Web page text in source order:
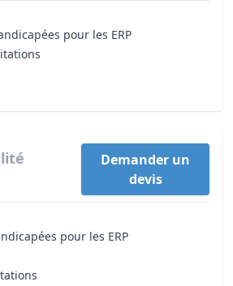
pour les ERP
Demander un
devis
pour les ERP